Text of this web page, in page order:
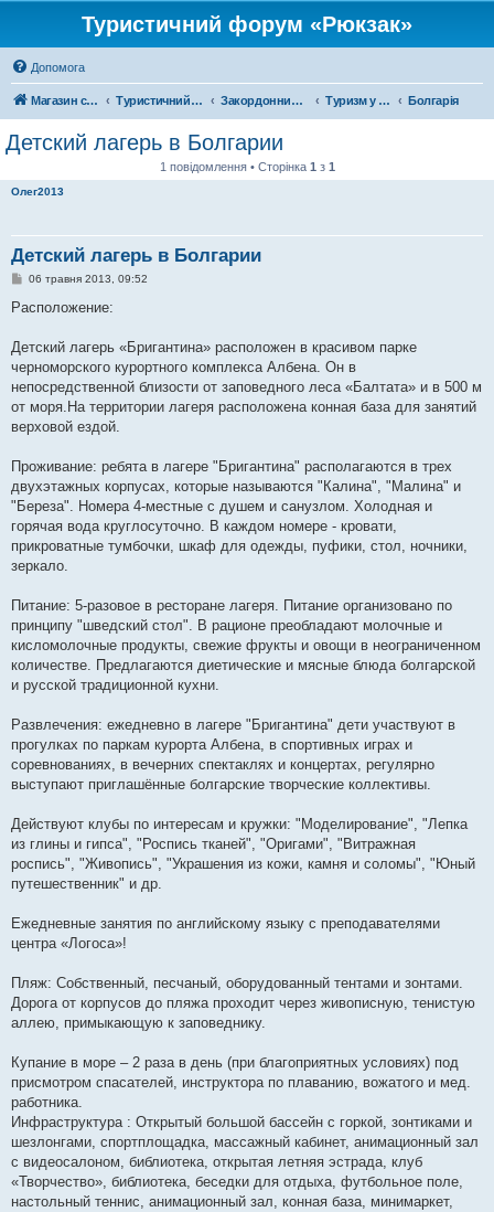
Туристичний форум «Рюкзак»
Допомога
Магазин спорядження Туристичний форум «Рюкзак» Закордонний туризм Туризм у Європі Болгарія
Детский лагерь в Болгарии
1 повідомлення • Сторінка 1 з 1
Олег2013
Детский лагерь в Болгарии
П
в
о
л
е
я
06 травня 2013, 09:52
Расположение:
Детский лагерь «Бригантина» расположен в красивом парке
черноморского курортного комплекса Албена. Он в
непосредственной близости от заповедного леса «Балтата» и в 500 м
от моря.На территории лагеря расположена конная база для занятий
верховой ездой.
Проживание: ребята в лагере "Бригантина" располагаются в трех
двухэтажных корпусах, которые называются "Калина", "Малина" и
"Береза". Номера 4-местные с душем и санузлом. Холодная и
горячая вода круглосуточно. В каждом номере - кровати,
прикроватные тумбочки, шкаф для одежды, пуфики, стол, ночники,
зеркало.
Питание: 5-разовое в ресторане лагеря. Питание организовано по
принципу "шведский стол". В рационе преобладают молочные и
кисломолочные продукты, свежие фрукты и овощи в неограниченном
количестве. Предлагаются диетические и мясные блюда болгарской
и русской традиционной кухни.
Развлечения: ежедневно в лагере "Бригантина" дети участвуют в
прогулках по паркам курорта Албена, в спортивных играх и
соревнованиях, в вечерних спектаклях и концертах, регулярно
выступают приглашённые болгарские творческие коллективы.
Действуют клубы по интересам и кружки: "Моделирование", "Лепка
из глины и гипса", "Роспись тканей", "Оригами", "Витражная
роспись", "Живопись", "Украшения из кожи, камня и соломы", "Юный
путешественник" и др.
Ежедневные занятия по английскому языку с преподавателями
центра «Логоса»!
Пляж: Собственный, песчаный, оборудованный тентами и зонтами.
Дорога от корпусов до пляжа проходит через живописную, тенистую
аллею, примыкающую к заповеднику.
Купание в море – 2 раза в день (при благоприятных условиях) под
присмотром спасателей, инструктора по плаванию, вожатого и мед.
работника.
Инфраструктура : Открытый большой бассейн с горкой, зонтиками и
шезлонгами, спортплощадка, массажный кабинет, анимационный зал
с видеосалоном, библиотека, открытая летняя эстрада, клуб
«Творчество», библиотека, беседки для отдыха, футбольное поле,
настольный теннис, анимационный зал, конная база, минимаркет,